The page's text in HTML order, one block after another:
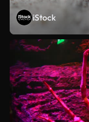
iStock